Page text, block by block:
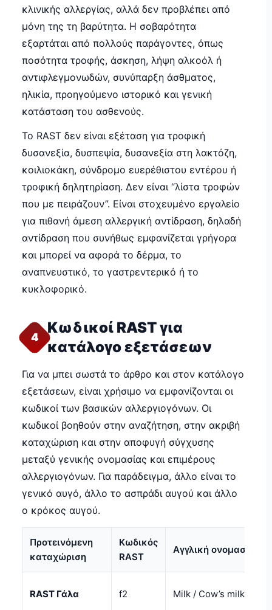
κλινικής αλλεργίας, αλλά δεν προβλέπει από
μόνη της τη βαρύτητα. Η σοβαρότητα
εξαρτάται από πολλούς παράγοντες, όπως
ποσότητα τροφής, άσκηση, λήψη αλκοόλ ή
αντιφλεγμονωδών, συνύπαρξη άσθματος,
ηλικία, προηγούμενο ιστορικό και γενική
κατάσταση του ασθενούς.
Το RAST δεν είναι εξέταση για τροφική
δυσανεξία, δυσπεψία, δυσανεξία στη λακτόζη,
κοιλιοκάκη, σύνδρομο ευερέθιστου εντέρου ή
τροφική δηλητηρίαση. Δεν είναι “λίστα τροφών
που με πειράζουν”. Είναι στοχευμένο εργαλείο
για πιθανή άμεση αλλεργική αντίδραση, δηλαδή
αντίδραση που συνήθως εμφανίζεται γρήγορα
και μπορεί να αφορά το δέρμα, το
αναπνευστικό, το γαστρεντερικό ή το
κυκλοφορικό.
4
Κωδικοί RAST για
κατάλογο εξετάσεων
Για να μπει σωστά το άρθρο και στον κατάλογο
εξετάσεων, είναι χρήσιμο να εμφανίζονται οι
κωδικοί των βασικών αλλεργιογόνων. Οι
κωδικοί βοηθούν στην αναζήτηση, στην ακριβή
καταχώριση και στην αποφυγή σύγχυσης
μεταξύ γενικής ονομασίας και επιμέρους
αλλεργιογόνων. Για παράδειγμα, άλλο είναι το
γενικό αυγό, άλλο το ασπράδι αυγού και άλλο
ο κρόκος αυγού.
Προτεινόμενη
καταχώριση
Κωδικός
RAST
Αγγλική ονομασία
RAST Γάλα f2 Milk / Cow’s milk